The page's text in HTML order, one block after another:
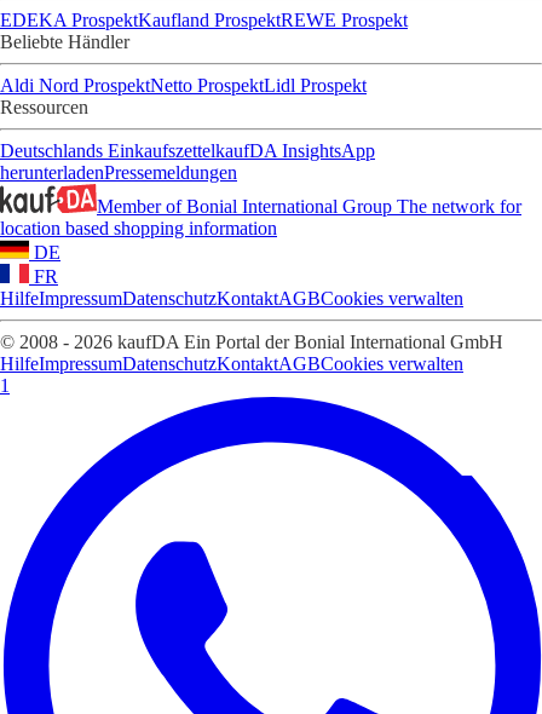
EDEKA ProspektKaufland ProspektREWE Prospekt
Beliebte Händler
Aldi Nord ProspektNetto ProspektLidl Prospekt
Ressourcen
Deutschlands EinkaufszettelkaufDA InsightsApp
herunterladenPressemeldungen
Member of Bonial International Group The network for
location based shopping information
DE
FR
HilfeImpressumDatenschutzKontaktAGBCookies verwalten
© 2008 - 2026 kaufDA Ein Portal der Bonial International GmbH
HilfeImpressumDatenschutzKontaktAGBCookies verwalten
1